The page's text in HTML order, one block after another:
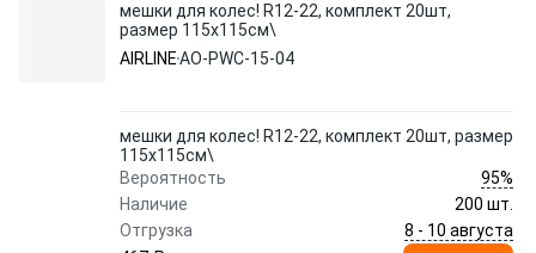
мешки для колес! R12-22, комплект 20шт,
размер 115х115см\
AIRLINEAO-PWC-15-04
мешки для колес! R12-22, комплект 20шт, размер
115х115см\
Вероятность
95%
Наличие
200 шт.
Отгрузка
8 - 10 августа